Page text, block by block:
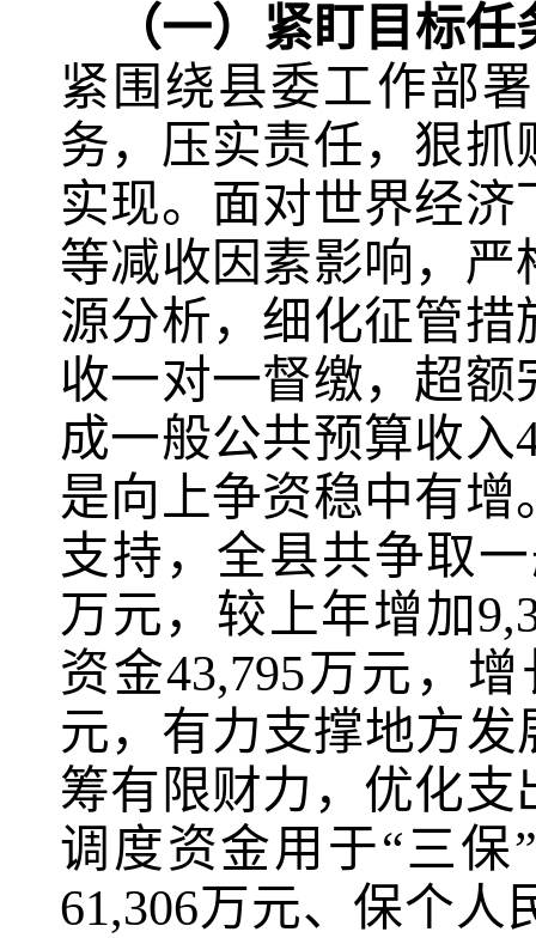
（一）紧盯目标
紧围绕县委工作部
务，压实责任，狠
实现。面对世界经
等减收因素影响，
源分析，细化征管
收一对一督缴，超
成一般公共预算收入
是向上争资稳中有
支持，全县共争取
万元，较上年增加
资金43,795万元，增
元，有力支撑地方
筹有限财力，优化
调度资金用于“三保
61,306万元、保个人